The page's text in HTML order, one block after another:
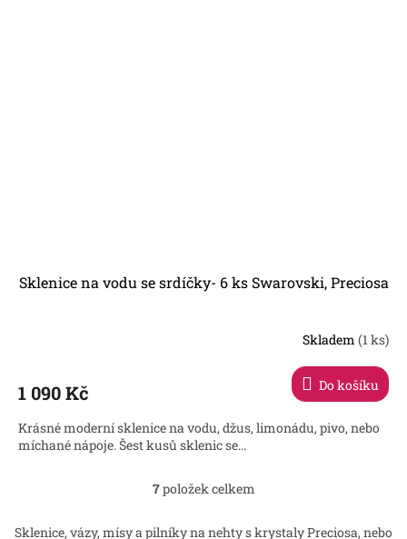
Sklenice na vodu se srdíčky- 6 ks Swarovski, Preciosa
Skladem (1 ks)
1 090 Kč Do košíku
Krásné moderní sklenice na vodu, džus, limonádu, pivo, nebo
míchané nápoje. Šest kusů sklenic se...
O
l
7položek celkem
Sklenice, vázy, mísy a pilníky na nehty s krystaly Preciosa, nebo